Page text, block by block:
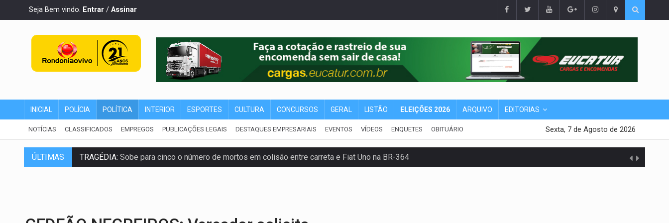
Seja Bem vindo. Entrar / Assinar
INICIAL POLÍCIA POLÍTICA INTERIOR ESPORTES CULTURA CONCURSOS GERAL LISTÃO ELEIÇÕES 2026 ARQUIVO EDITORIAS
NOTÍCIAS CLASSIFICADOS EMPREGOS PUBLICAÇÕES LEGAIS DESTAQUES EMPRESARIAIS EVENTOS VÍDEOS ENQUETES OBITUÁRIO Sexta, 7 de Agosto de 2026
ÚLTIMAS TRAGÉDIA: Sobe para cinco o número de mortos em colisão entre carreta e Fiat Uno na BR-364
COLEGIADO: Brasil e Rússia discutem energia nuclear, defesa e ciência em Brasília